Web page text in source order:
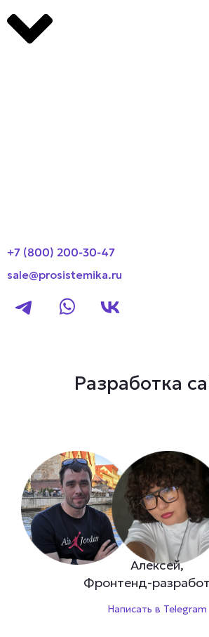
+7 (800) 200-30-47
sale@prosistemika.ru
Разработка
Алексей,
Фронтенд-
Написать в Telegram